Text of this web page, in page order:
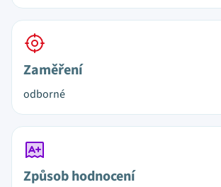
Zaměření
odborné
Způsob hodnocení